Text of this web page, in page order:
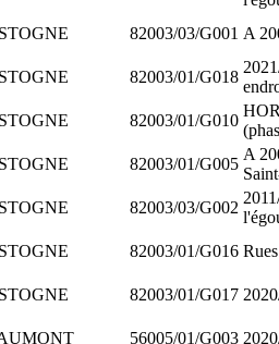
82003/03/G001 A
82003/01/G018
82003/01/G010
82003/01/G005
A
82003/03/G002
82003/01/G016
82003/01/G017
56005/01/G003